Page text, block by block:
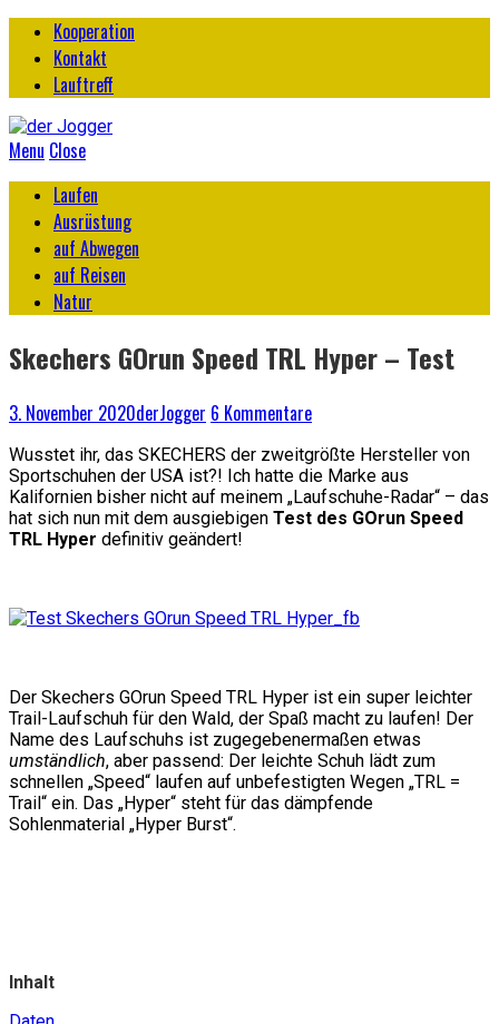
Kooperation
Kontakt
Lauftreff
Menu Close
Laufen
Ausrüstung
auf Abwegen
auf Reisen
Natur
Skechers GOrun Speed TRL Hyper – Test
3. November 2020derJogger 6 Kommentare
Wusstet ihr, das SKECHERS der zweitgrößte Hersteller von
Sportschuhen der USA ist?! Ich hatte die Marke aus
Kalifornien bisher nicht auf meinem „Laufschuhe-Radar“ – das
hat sich nun mit dem ausgiebigen Test des GOrun Speed
TRL Hyper definitiv geändert!
Der Skechers GOrun Speed TRL Hyper ist ein super leichter
Trail-Laufschuh für den Wald, der Spaß macht zu laufen! Der
Name des Laufschuhs ist zugegebenermaßen etwas
umständlich, aber passend: Der leichte Schuh lädt zum
schnellen „Speed“ laufen auf unbefestigten Wegen „TRL =
Trail“ ein. Das „Hyper“ steht für das dämpfende
Sohlenmaterial „Hyper Burst“.
Inhalt